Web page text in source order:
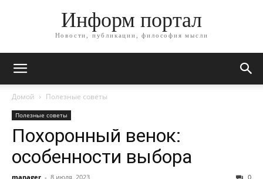
Информ портал
Новости, публикации, философия мысли
Домой Полезные советы
Полезные советы
Похоронный венок:
особенности выбора
manager - 8 июля, 2023 0